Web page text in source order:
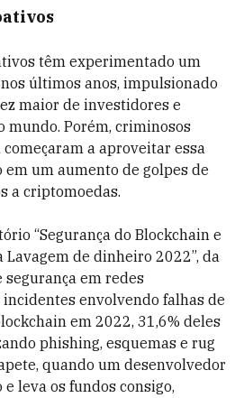
têm experimentado um
últimos anos, impulsionado
maior de investidores e
mundo. Porém, criminosos
a aproveitar essa
um aumento de golpes de
a criptomoedas.
“Segurança do Blockchain e
Lavagem de dinheiro 2022”, da
segurança em redes
incidentes envolvendo falhas de
em 2022, 31,6% deles
phishing, esquemas e rug
quando um desenvolvedor
leva os fundos consigo,